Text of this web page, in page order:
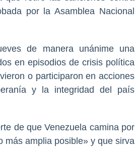
por la Asamblea Nacional
de manera unánime una
en episodios de crisis política
o participaron en acciones
y la integridad del país
de que Venezuela camina por
más amplia posible» y que sirva